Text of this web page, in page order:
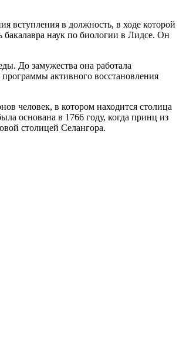
вступления в должность, в ходе которой
наук по биологии в Лидсе. Он
До замужества она работала
активного восстановления
человек, в котором находится столица
основана в 1766 году, когда принц из
столицей Селангора.